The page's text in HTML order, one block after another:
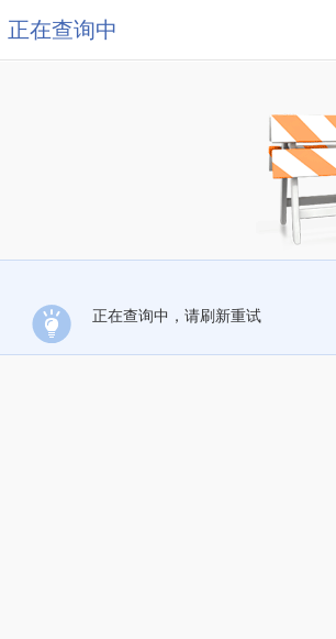
正在查询中
正在查询中，请刷新重试